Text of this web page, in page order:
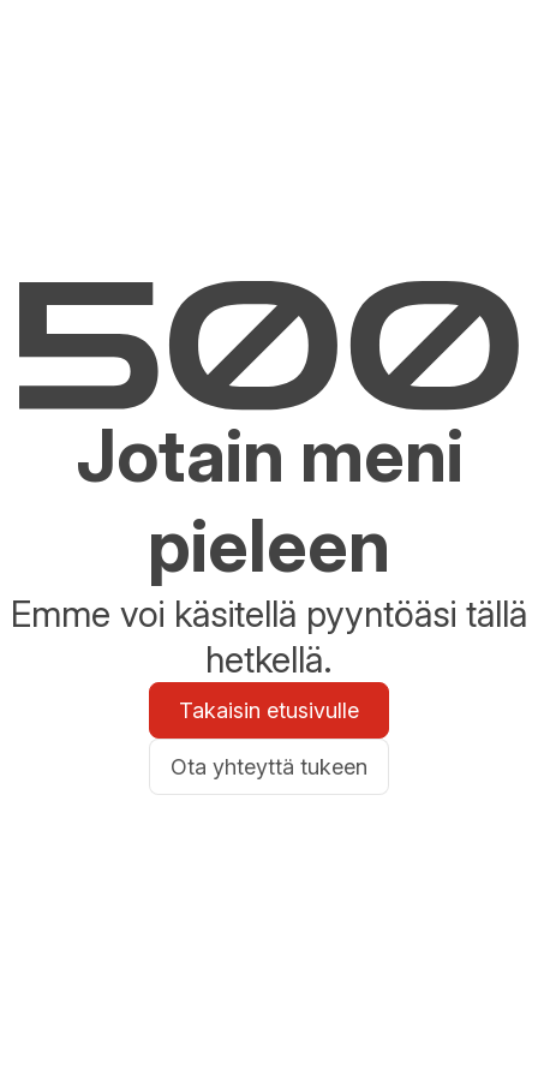
Jotain meni
pieleen
Emme voi käsitellä pyyntöäsi tällä
hetkellä.
Takaisin etusivulle
Ota yhteyttä tukeen